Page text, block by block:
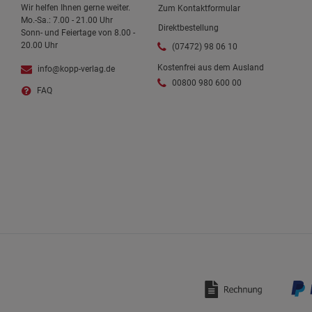
Wir helfen Ihnen gerne weiter.
Mo.-Sa.: 7.00 - 21.00 Uhr
Sonn- und Feiertage von 8.00 -
20.00 Uhr
info@kopp-verlag.de
FAQ
Zum Kontaktformular
Direktbestellung
(07472) 98 06 10
Kostenfrei aus dem Ausland
00800 980 600 00